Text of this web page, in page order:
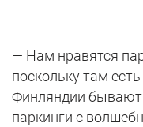
— Нам нравятся
поскольку там
Финляндии
паркинги с